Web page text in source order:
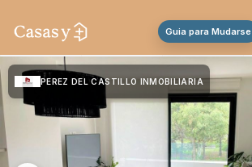
Guia para Mudarse
PEREZ DEL CASTILLO INMOBILIARIA